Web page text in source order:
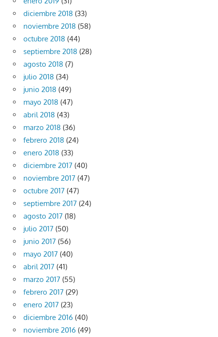
diciembre 2018 (33)
noviembre 2018 (58)
octubre 2018 (44)
septiembre 2018 (28)
agosto 2018 (7)
julio 2018 (34)
junio 2018 (49)
mayo 2018 (47)
abril 2018 (43)
marzo 2018 (36)
febrero 2018 (24)
enero 2018 (33)
diciembre 2017 (40)
noviembre 2017 (47)
octubre 2017 (47)
septiembre 2017 (24)
agosto 2017 (18)
julio 2017 (50)
junio 2017 (56)
mayo 2017 (40)
abril 2017 (41)
marzo 2017 (55)
febrero 2017 (29)
enero 2017 (23)
diciembre 2016 (40)
noviembre 2016 (49)